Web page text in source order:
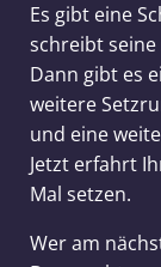
Es gibt eine
schreibt
Dann gibt es
weitere
und eine
Jetzt erfahrt
Mal setzen.
Wer am